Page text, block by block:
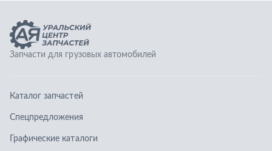
О компании
Контакты
Доставка и оплата